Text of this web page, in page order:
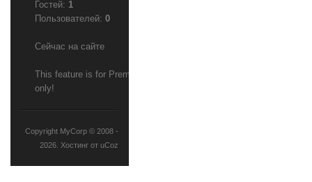
Гостей: 1
Пользователей: 0
Сейчас на сайте
This feature is for Premium users
only!
Copyright MyCorp © 2008 -
2026 Хостинг от uCoz